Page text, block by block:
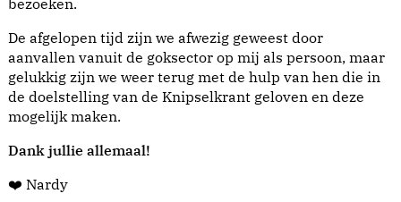
bezoeken.
De afgelopen tijd zijn we afwezig geweest door
aanvallen vanuit de goksector op mij als persoon, maar
gelukkig zijn we weer terug met de hulp van hen die in
de doelstelling van de Knipselkrant geloven en deze
mogelijk maken.
Dank jullie allemaal!
❤️ Nardy